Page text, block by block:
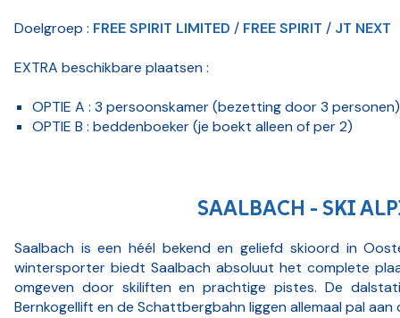
Doelgroep : FREE SPIRIT LIMITED / FREE SPIRIT / JT NEXT
EXTRA beschikbare plaatsen :
OPTIE A : 3 persoonskamer (bezetting door 3 personen)
OPTIE B : beddenboeker (je boekt alleen of per 2)
SAALBACH - SKI
Saalbach is een héél bekend en geliefd skioord in
wintersporter biedt Saalbach absoluut het complete
omgeven door skiliften en prachtige pistes. De
Bernkogellift en de Schattbergbahn liggen allemaal pal